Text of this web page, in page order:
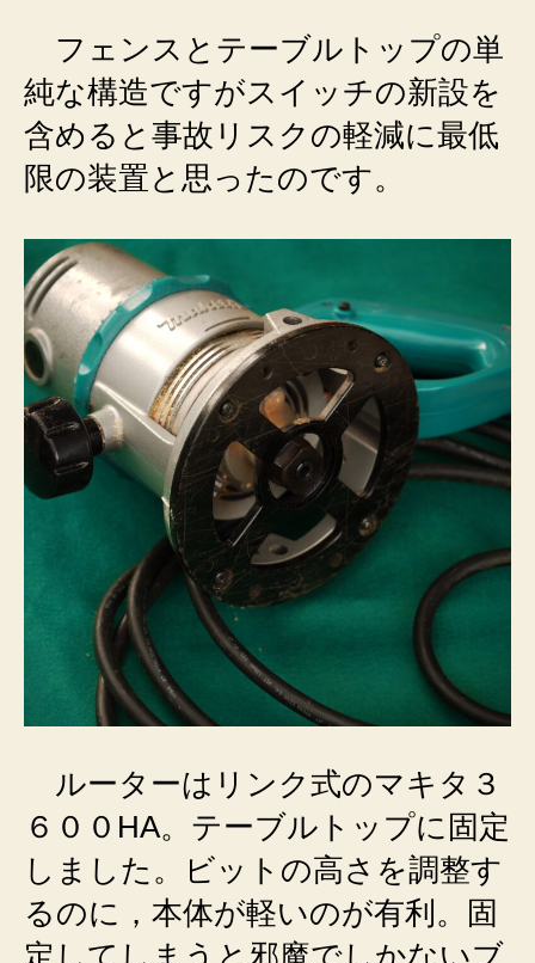
フェンスとテーブルトップの単
純な構造ですがスイッチの新設を
含めると事故リスクの軽減に最低
限の装置と思ったのです。
ルーターはリンク式のマキタ３
６００HA。テーブルトップに固定
しました。ビットの高さを調整す
るのに，本体が軽いのが有利。固
定してしまうと邪魔でしかないブ